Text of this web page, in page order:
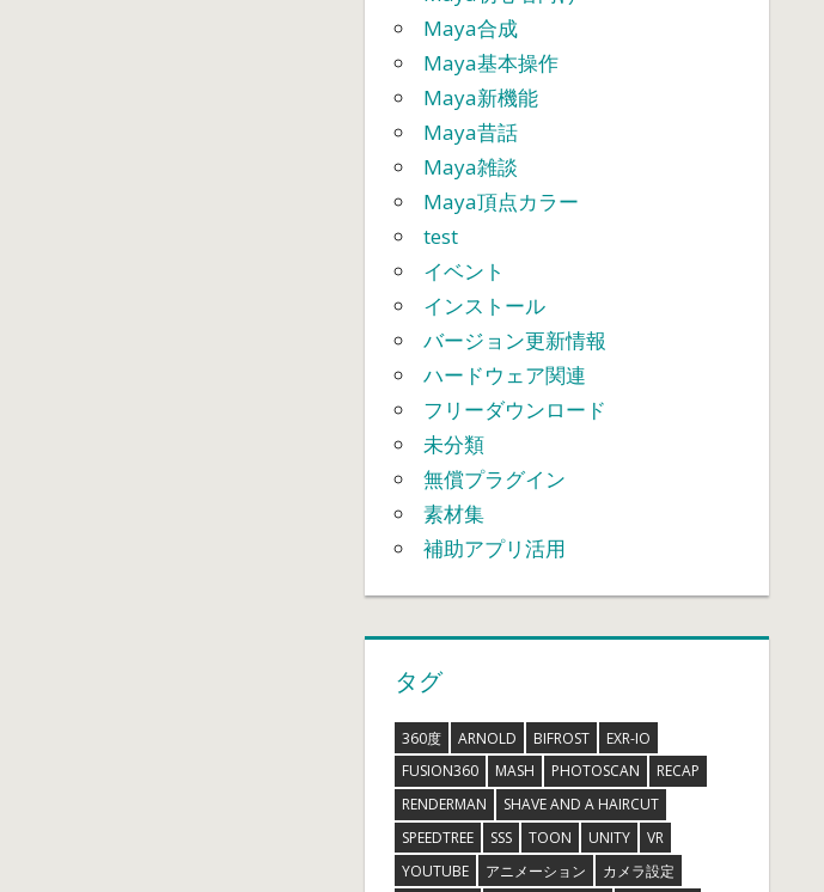
Maya合成
Maya基本操作
Maya新機能
Maya昔話
Maya雑談
Maya頂点カラー
test
イベント
インストール
バージョン更新情報
ハードウェア関連
フリーダウンロード
未分類
無償プラグイン
素材集
補助アプリ活用
タグ
360度 ARNOLD BIFROST
EXR-IO
FUSION360
MASH PHOTOSCAN
RECAP
RENDERMAN
SHAVE AND A HAIRCUT
SPEEDTREE
SSS TOON UNITY
VR
YOUTUBE
アニメーション
カメラ設定